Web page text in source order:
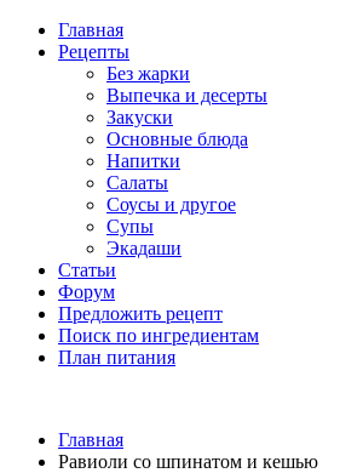
Главная
Рецепты
Без жарки
Выпечка и десерты
Закуски
Основные блюда
Напитки
Салаты
Соусы и другое
Супы
Экадаши
Статьи
Форум
Предложить рецепт
Поиск по ингредиентам
План питания
Главная
Равиоли со шпинатом и кешью